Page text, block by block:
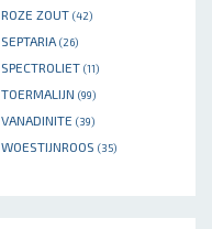
ROZE ZOUT (42)
SEPTARIA (26)
SPECTROLIET (11)
TOERMALIJN (99)
VANADINITE (39)
WOESTIJNROOS (35)